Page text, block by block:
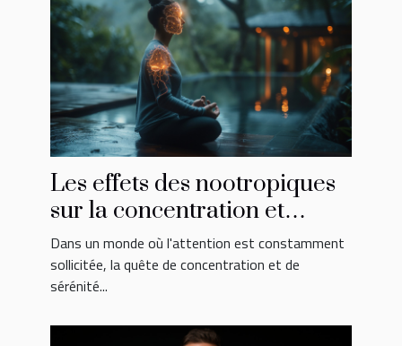
Les effets des nootropiques
sur la concentration et
l'amélioration de la
méditation
Dans un monde où l'attention est constamment
sollicitée, la quête de concentration et de
sérénité...